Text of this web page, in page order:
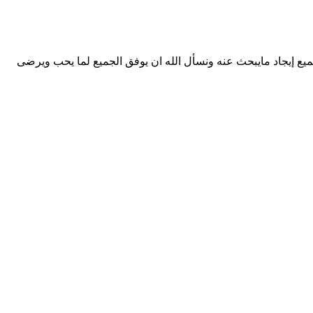
إيجاد مايبحث عنه ونسأل الله ان يوفق الجميع لما يحب ويرضى